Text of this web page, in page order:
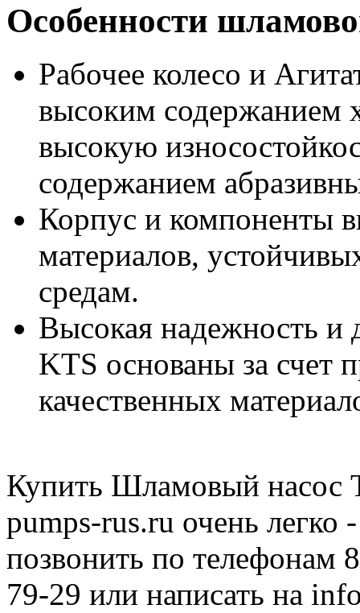
Особенности
Рабочее колесо и
высоким содержанием
высокую
содержанием
Корпус и компоненты
материалов,
средам.
Высокая надежность и
KTS основаны за счет
качественных
Купить Шламовый насос
pumps-rus.ru очень легко
позвонить по телефонам
79-29 или написать на